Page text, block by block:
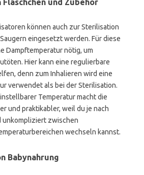
und Zubehör
können auch zur Sterilisation
eingesetzt werden. Für diese
Dampftemperatur nötig, um
Hier kann eine regulierbare
denn zum Inhalieren wird eine
verwendet als bei der Sterilisation.
Temperatur macht die
und praktikabler, weil du je nach
unkompliziert zwischen
wechseln kannst.
Babynahrung